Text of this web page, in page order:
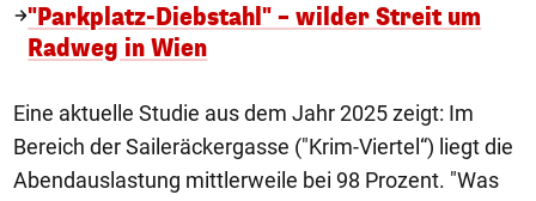
"Parkplatz-Diebstahl" – wilder Streit um
Radweg in Wien
Eine aktuelle Studie aus dem Jahr 2025 zeigt: Im
Bereich der Saileräckergasse ("Krim-Viertel“) liegt die
Abendauslastung mittlerweile bei 98 Prozent. "Was